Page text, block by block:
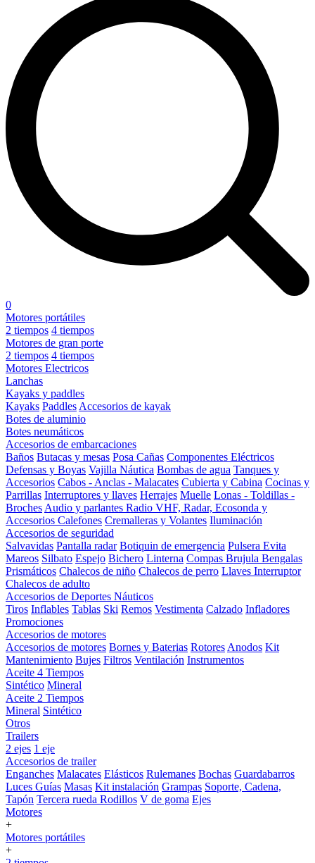
0
Motores portátiles
2 tiempos 4 tiempos
Motores de gran porte
2 tiempos 4 tiempos
Motores Electricos
Lanchas
Kayaks y paddles
Kayaks Paddles Accesorios de kayak
Botes de aluminio
Botes neumáticos
Accesorios de embarcaciones
Baños Butacas y mesas Posa Cañas Componentes Eléctricos
Defensas y Boyas Vajilla Náutica Bombas de agua Tanques y
Accesorios Cabos - Anclas - Malacates Cubierta y Cabina Cocinas y
Parrillas Interruptores y llaves Herrajes Muelle Lonas - Toldillas -
Broches Audio y parlantes Radio VHF, Radar, Ecosonda y
Accesorios Calefones Cremalleras y Volantes Iluminación
Accesorios de seguridad
Salvavidas Pantalla radar Botiquin de emergencia Pulsera Evita
Mareos Silbato Espejo Bichero Linterna Compas Brujula Bengalas
Prismáticos Chalecos de niño Chalecos de perro Llaves Interruptor
Chalecos de adulto
Accesorios de Deportes Náuticos
Tiros Inflables Tablas Ski Remos Vestimenta Calzado Infladores
Promociones
Accesorios de motores
Accesorios de motores Bornes y Baterias Rotores Anodos Kit
Mantenimiento Bujes Filtros Ventilación Instrumentos
Aceite 4 Tiempos
Sintético Mineral
Aceite 2 Tiempos
Mineral Sintético
Otros
Trailers
2 ejes 1 eje
Accesorios de trailer
Enganches Malacates Elásticos Rulemanes Bochas Guardabarros
Luces Guías Masas Kit instalación Grampas Soporte, Cadena,
Tapón Tercera rueda Rodillos V de goma Ejes
Motores
+
Motores portátiles
+